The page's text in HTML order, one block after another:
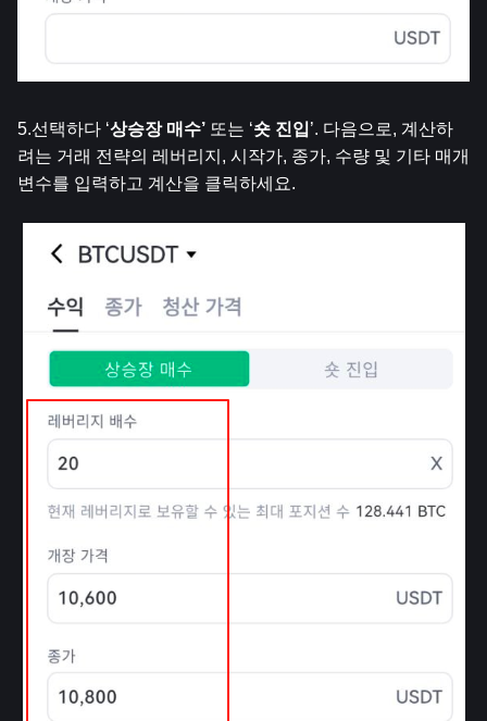
5.선택하다 ‘상승장 매수’ 또는 ‘숏 진입’. 다음으로, 계산하
려는 거래 전략의 레버리지, 시작가, 종가, 수량 및 기타 매개
변수를 입력하고 계산을 클릭하세요.